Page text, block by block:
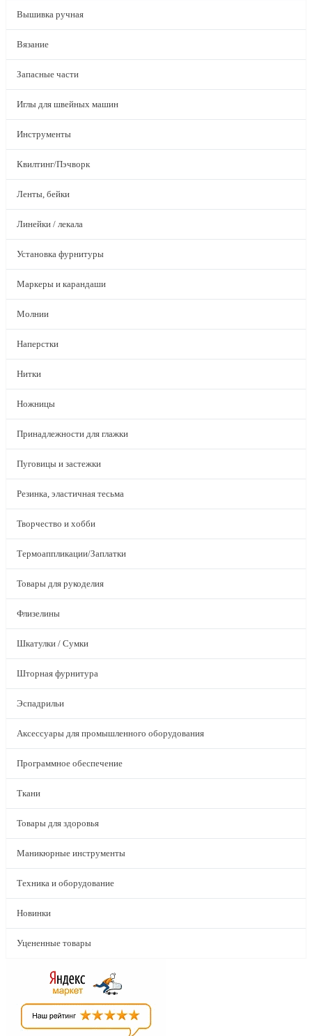
Вышивка ручная
Вязание
Запасные части
Иглы для швейных машин
Инструменты
Квилтинг/Пэчворк
Ленты, бейки
Линейки / лекала
Установка фурнитуры
Маркеры и карандаши
Молнии
Наперстки
Нитки
Ножницы
Принадлежности для глажки
Пуговицы и застежки
Резинка, эластичная тесьма
Творчество и хобби
Термоаппликации/Заплатки
Товары для рукоделия
Флизелины
Шкатулки / Сумки
Шторная фурнитура
Эспадрильи
Аксессуары для промышленного оборудования
Программное обеспечение
Ткани
Товары для здоровья
Маникюрные инструменты
Техника и оборудование
Новинки
Уцененные товары